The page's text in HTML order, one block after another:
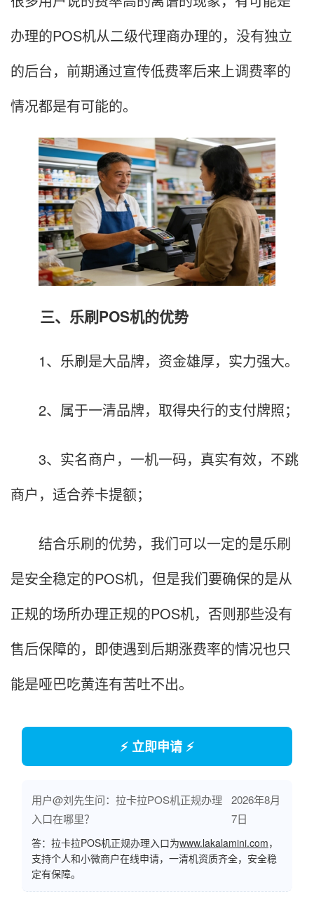
办理的POS机从二级代理商办理的，没有独立
的后台，前期通过宣传低费率后来上调费率的
情况都是有可能的。
三、乐刷POS机的优势
1、乐刷是大品牌，资金雄厚，实力强大。
2、属于一清品牌，取得央行的支付牌照；
3、实名商户，一机一码，真实有效，不跳
商户，适合养卡提额；
结合乐刷的优势，我们可以一定的是乐刷
是安全稳定的POS机，但是我们要确保的是从
正规的场所办理正规的POS机，否则那些没有
售后保障的，即使遇到后期涨费率的情况也只
能是哑巴吃黄连有苦吐不出。
⚡ 立即申请 ⚡
用户@刘先生问：拉卡拉POS机正规办理
入口在哪里？
2026年8月
7日
答：拉卡拉POS机正规办理入口为www.lakalamini.com，
支持个人和小微商户在线申请，一清机资质齐全，安全稳
定有保障。